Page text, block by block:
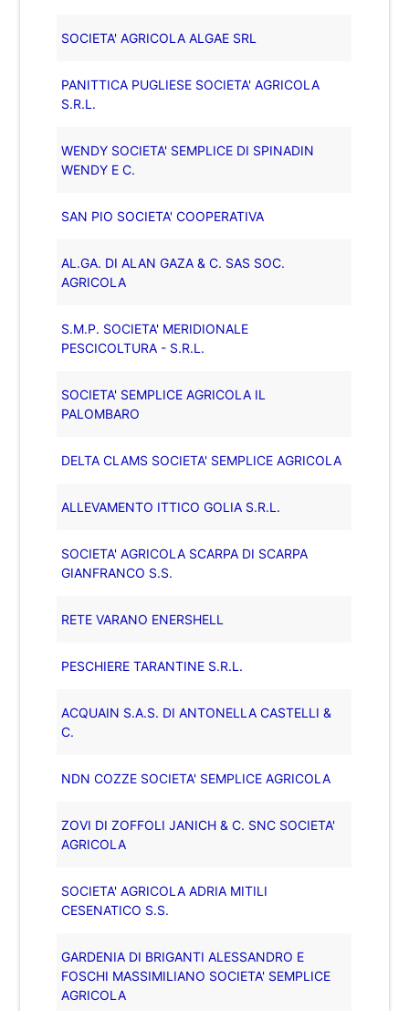
SOCIETA' AGRICOLA ALGAE SRL
PANITTICA PUGLIESE SOCIETA' AGRICOLA
S.R.L.
WENDY SOCIETA' SEMPLICE DI SPINADIN
WENDY E C.
SAN PIO SOCIETA' COOPERATIVA
AL.GA. DI ALAN GAZA & C. SAS SOC.
AGRICOLA
S.M.P. SOCIETA' MERIDIONALE
PESCICOLTURA - S.R.L.
SOCIETA' SEMPLICE AGRICOLA IL
PALOMBARO
DELTA CLAMS SOCIETA' SEMPLICE AGRICOLA
ALLEVAMENTO ITTICO GOLIA S.R.L.
SOCIETA' AGRICOLA SCARPA DI SCARPA
GIANFRANCO S.S.
RETE VARANO ENERSHELL
PESCHIERE TARANTINE S.R.L.
ACQUAIN S.A.S. DI ANTONELLA CASTELLI &
C.
NDN COZZE SOCIETA' SEMPLICE AGRICOLA
ZOVI DI ZOFFOLI JANICH & C. SNC SOCIETA'
AGRICOLA
SOCIETA' AGRICOLA ADRIA MITILI
CESENATICO S.S.
GARDENIA DI BRIGANTI ALESSANDRO E
FOSCHI MASSIMILIANO SOCIETA' SEMPLICE
AGRICOLA